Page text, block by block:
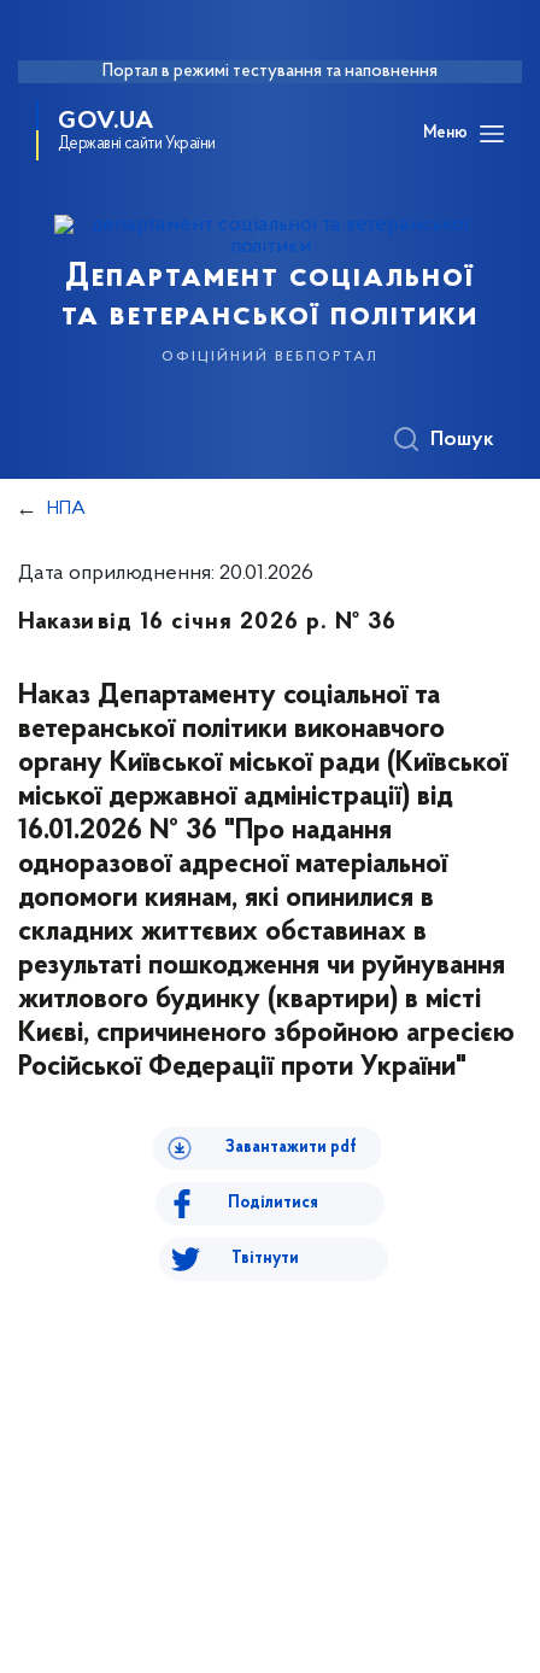
Портал в режимі тестування та наповнення
GOV.UA
Державні сайти України
Меню
Департамент соціальної
та ветеранської політики
офіційний вебпортал
Пошук
НПА
Дата оприлюднення: 20.01.2026
Накази від 16 січня 2026 р. № 36
Наказ Департаменту соціальної та
ветеранської політики виконавчого
органу Київської міської ради (Київської
міської державної адміністрації) від
16.01.2026 № 36 "Про надання
одноразової адресної матеріальної
допомоги киянам, які опинилися в
складних життєвих обставинах в
результаті пошкодження чи руйнування
житлового будинку (квартири) в місті
Києві, спричиненого збройною агресією
Російської Федерації проти України"
Завантажити pdf
Поділитися
Твітнути